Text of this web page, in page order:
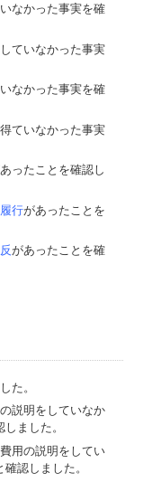
なかった事実を確
ていなかった事実
なかった事実を確
ていなかった事実
ったことを確認し
行があったことを
があったことを確
た。
説明をしていなか
ました。
用の説明をしてい
認しました。